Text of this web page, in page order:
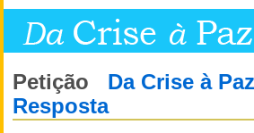
Petição
Da Crise à
Resposta